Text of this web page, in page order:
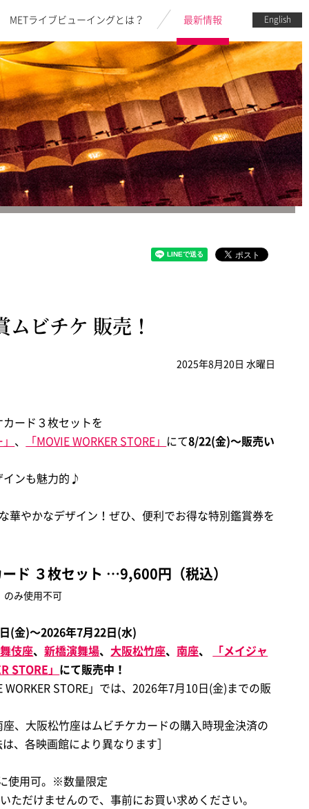
METライブビューイングとは？ 最新情報 English
ビチケ 販売！
2025年8月20日 水曜日
ード３枚セットを
、 「MOVIE WORKER STORE」 にて8/22(金)～販売い
インも魅力的♪
やかなデザイン！ぜひ、便利でお得な特別鑑賞券を
ド ３枚セット …9,600円（税込）
み使用不可
(金)～2026年7月22日(水)
伎座、新橋演舞場、 大阪松竹座、 南座、
「メイジャ
STORE」 にて販売中！
STORE」では、2026年7月10日(金)までの販
、大阪松竹座はムビチケカードの購入時現金決済の
、各映画館により異なります］
使用可。※数量限定
だけませんので、事前にお買い求めください。